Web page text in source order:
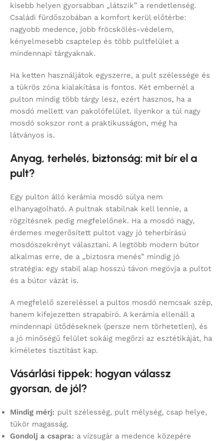
kisebb helyen gyorsabban „látszik” a rendetlenség.
Családi fürdőszobában a komfort kerül előtérbe:
nagyobb medence, jobb fröcskölés-védelem,
kényelmesebb csaptelep és több pultfelület a
mindennapi tárgyaknak.
Ha ketten használjátok egyszerre, a pult szélessége és
a tükrös zóna kialakítása is fontos. Két embernél a
pulton mindig több tárgy lesz, ezért hasznos, ha a
mosdó mellett van pakolófelület. Ilyenkor a túl nagy
mosdó sokszor ront a praktikusságon, még ha
látványos is.
Anyag, terhelés, biztonság: mit bír el a
pult?
Egy pulton álló kerámia mosdó súlya nem
elhanyagolható. A pultnak stabilnak kell lennie, a
rögzítésnek pedig megfelelőnek. Ha a mosdó nagy,
érdemes megerősített pultot vagy jó teherbírású
mosdószekrényt választani. A legtöbb modern bútor
alkalmas erre, de a „biztosra menés” mindig jó
stratégia: egy stabil alap hosszú távon megóvja a pultot
és a bútor vázát is.
A megfelelő szereléssel a pultos mosdó nemcsak szép,
hanem kifejezetten strapabíró. A kerámia ellenáll a
mindennapi ütődéseknek (persze nem törhetetlen), és
a jó minőségű felület sokáig megőrzi az esztétikáját, ha
kíméletes tisztítást kap.
Vásárlási tippek: hogyan válassz
gyorsan, de jól?
Mindig mérj: pult szélesség, pult mélység, csap helye,
tükör magasság.
Gondolj a csapra: a vízsugár a medence közepére